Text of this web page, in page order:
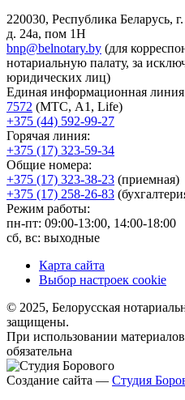
220030, Республика Беларусь,
д. 24а, пом 1Н
bnp@belnotary.by (для
нотариальную палату, за
юридических лиц)
Единая информационная
7572 (МТС, A1, Life)
+375 (44) 592-99-27
Горячая линия:
+375 (17) 323-59-34
Общие номера:
+375 (17) 323-38-23 (приемная)
+375 (17) 258-26-83
Режим работы:
пн-пт: 09:00-13:00, 14:00-18:00
сб, вс: выходные
Карта сайта
Выбор настроек cookie
© 2025, Белорусская
защищены.
При использовании
обязательна
Создание сайта — Студия